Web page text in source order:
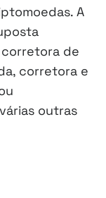
A
corretora de
corretora e
outras